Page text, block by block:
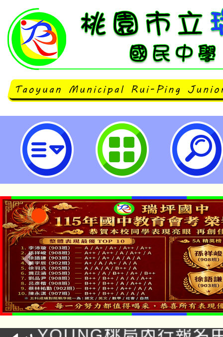
財團法人原住民族語言研究發展基
民族語能力認證測驗中高級優良試
園市立瑞坪國民中學
「本色祭」8/29、30在
場熱烈登場!
8/21下午1時於龍潭區
徵才活動。
YOUNG桃局內行報名